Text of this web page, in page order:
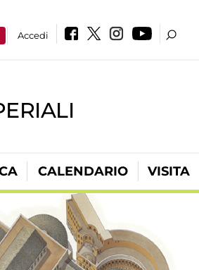
Accedi
CALENDARIO VISITA